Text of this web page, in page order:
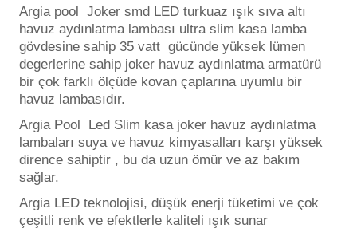
Havuz Filtre
Havuz Kış Kimyasalı
Kalsiyum Hipoklorit
Süper Pool
Tuz
Temizleyici
Endüstriyel Blower
Ayak Havuzu
Bahçe Havuz
Havuz Robotu Yedek
Argia pool Joker smd LED turkuaz ışık sıva altı
havuz aydınlatma lambası ultra slim kasa lamba
gövdesine sahip 35 vatt gücünde yüksek lümen
degerlerine sahip joker havuz aydınlatma armatürü
bir çok farklı ölçüde kovan çaplarına uyumlu bir
havuz lambasıdır.
Argia Pool Led Slim kasa joker havuz aydınlatma
lambaları suya ve havuz kimyasalları karşı yüksek
dirence sahiptir , bu da uzun ömür ve az bakım
sağlar.
Argia LED teknolojisi, düşük enerji tüketimi ve çok
çeşitli renk ve efektlerle kaliteli ışık sunar